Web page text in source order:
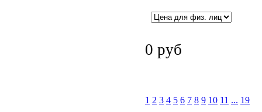
0 руб
1 2 3 4 5 6 7 8 9 10 11 ... 19